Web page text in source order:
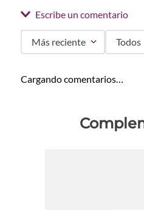
Escribe un comentario
Más reciente Todos
Cargando comentarios…